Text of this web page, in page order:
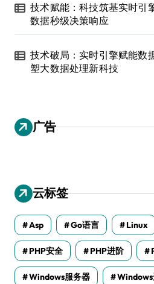
技术赋能：科技筑基实时引
数据秒级决策响应
技术破局：实时引擎赋能数
塑大数据处理新科技
广告
云标签
Asp Go语言 Linux
PHP安全 PHP进阶
Windows服务器